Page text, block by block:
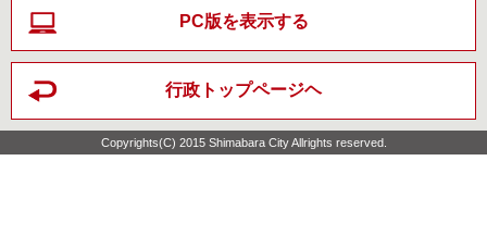
PC版を表示する
行政トップページヘ
Copyrights(C) 2015 Shimabara City Allrights reserved.